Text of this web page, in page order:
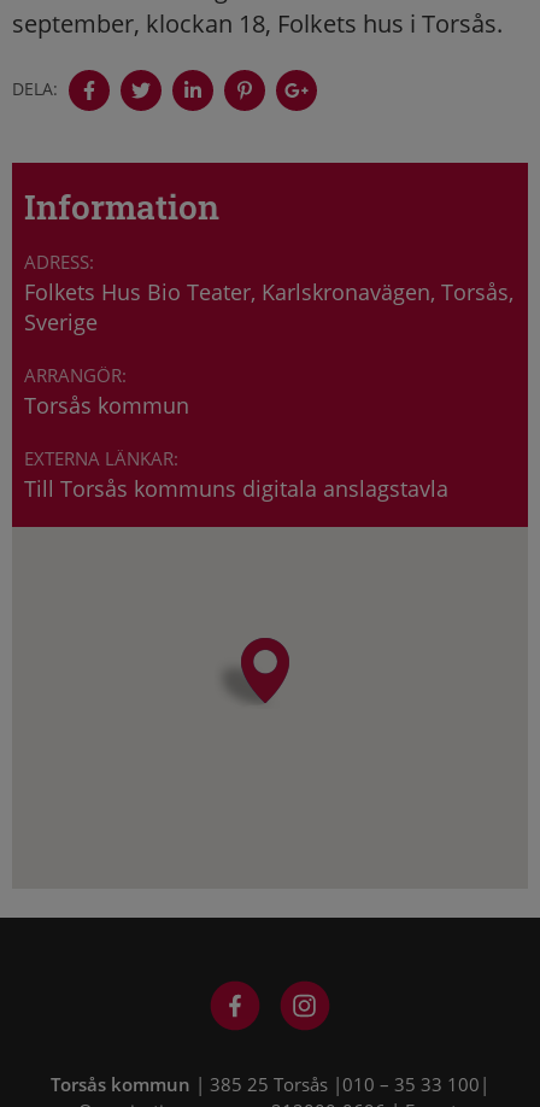
september, klockan 18, Folkets hus i Torsås.
DELA:
Information
Folkets Hus Bio Teater, Karlskronavägen, Torsås,
Sverige
Torsås kommun
Till Torsås kommuns digitala anslagstavla
Torsås kommun | 385 25 Torsås |010 – 35 33 100|